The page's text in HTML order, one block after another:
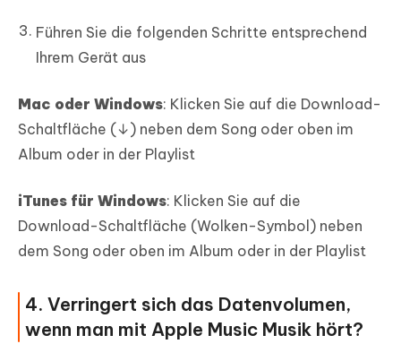
Führen Sie die folgenden Schritte entsprechend
Ihrem Gerät aus
Mac oder Windows: Klicken Sie auf die Download-
Schaltfläche (↓) neben dem Song oder oben im
Album oder in der Playlist
iTunes für Windows: Klicken Sie auf die
Download-Schaltfläche (Wolken-Symbol) neben
dem Song oder oben im Album oder in der Playlist
4. Verringert sich das Datenvolumen,
wenn man mit Apple Music Musik hört?